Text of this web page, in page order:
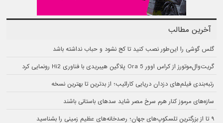
آخرین مطالب
گلس گوشی را این‌طور نصب کنید تا کج نشود و حباب نداشته باشد
گریت‌وال‌موتورز از کراس اوور Ora 5 پلاگین هیبریدی با فناوری Hi2 رونمایی کرد
رتبه‌بندی فیلم‌های دزدان دریایی کارائیب؛ از بدترین تا بهترین نسخه
سازه‌های مرموز کنار هرم سرخ مصر شاید سدهای باستانی باشند
۹ تا از بزرگترین تلسکوپ‌های جهان؛ رصدخانه‌های عظیم زمینی را بشناسید